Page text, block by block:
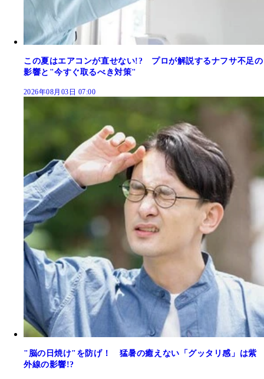
この夏はエアコンが直せない!? プロが解説するナフサ不足の
影響と"今すぐ取るべき対策"
2026年08月03日 07:00
"脳の日焼け"を防げ！ 猛暑の癒えない「グッタリ感」は紫
外線の影響!?